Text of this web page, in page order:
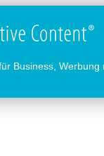
Business, Werbung